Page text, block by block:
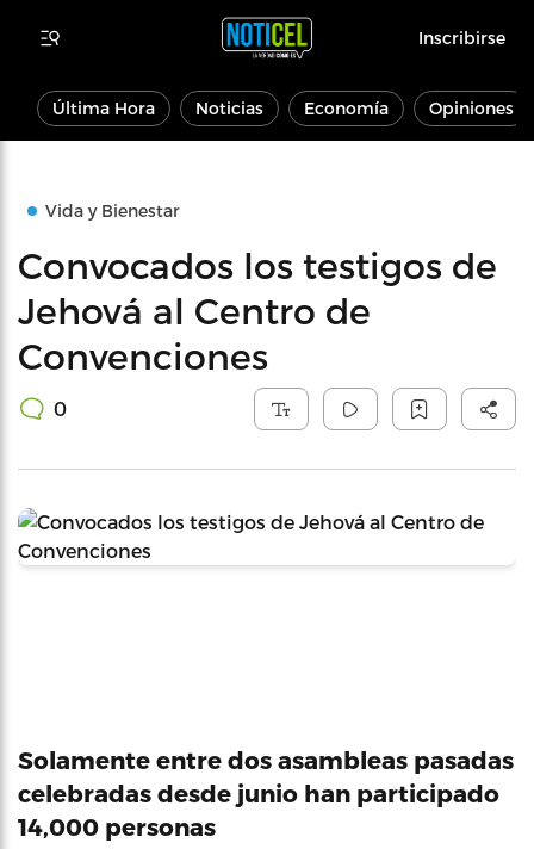
Inscribirse
Última Hora Noticias Economía Opiniones
Vida y Bienestar
Convocados los testigos de
Jehová al Centro de
Convenciones
0
Solamente entre dos asambleas pasadas
celebradas desde junio han participado
14,000 personas